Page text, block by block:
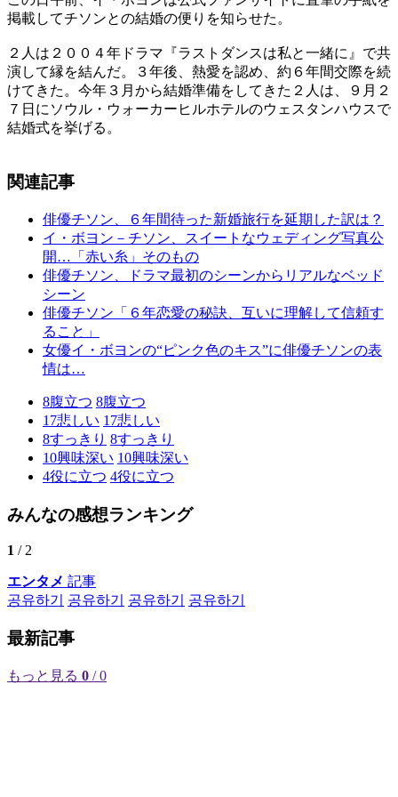
掲載してチソンとの結婚の便りを知らせた。
２人は２００４年ドラマ『ラストダンスは私と一緒に』で共
演して縁を結んだ。３年後、熱愛を認め、約６年間交際を続
けてきた。今年３月から結婚準備をしてきた２人は、９月２
７日にソウル・ウォーカーヒルホテルのウェスタンハウスで
結婚式を挙げる。
関連記事
俳優チソン、６年間待った新婚旅行を延期した訳は？
イ・ボヨン－チソン、スイートなウェディング写真公
開…「赤い糸」そのもの
俳優チソン、ドラマ最初のシーンからリアルなベッド
シーン
俳優チソン「６年恋愛の秘訣、互いに理解して信頼す
ること」
女優イ・ボヨンの“ピンク色のキス”に俳優チソンの表
情は…
8腹立つ 8腹立つ
17悲しい 17悲しい
8すっきり 8すっきり
10興味深い 10興味深い
4役に立つ 4役に立つ
みんなの感想ランキング
1 / 2
エンタメ 記事
공유하기
공유하기 공유하기 공유하기
最新記事
もっと見る 0 / 0